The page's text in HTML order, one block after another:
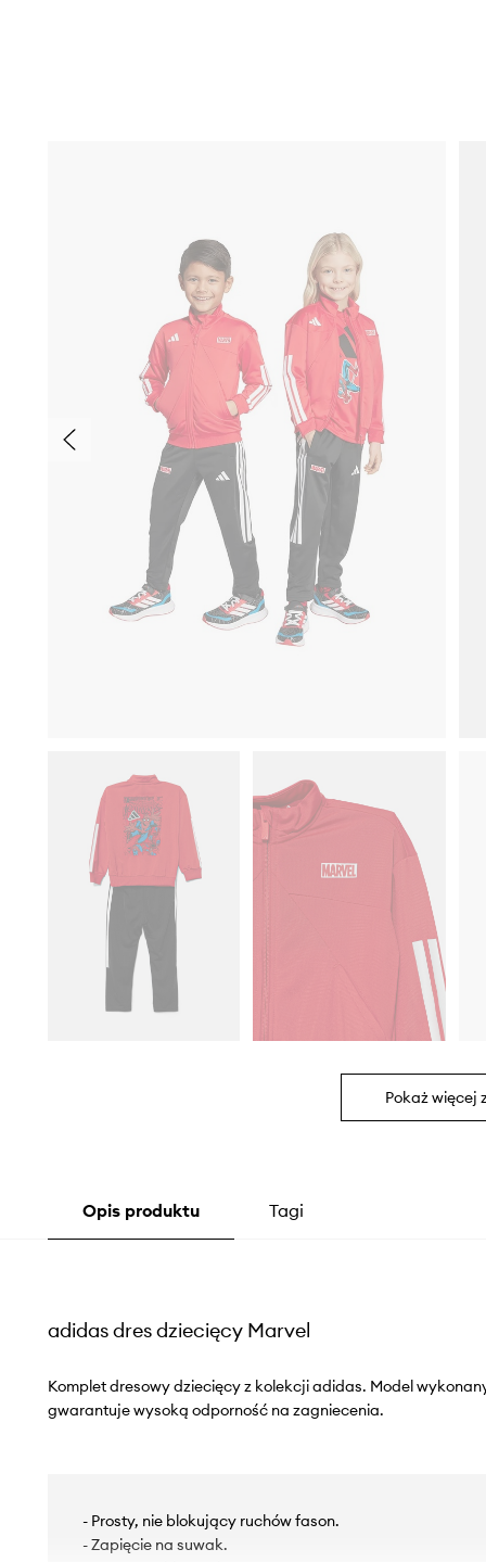
Pokaż więcej
Opis produktu Tagi
adidas dres dziecięcy Marvel
Komplet dresowy dziecięcy z kolekcji adidas. Model
gwarantuje wysoką odporność na zagniecenia.
- Prosty, nie blokujący ruchów fason.
- Zapięcie na suwak.